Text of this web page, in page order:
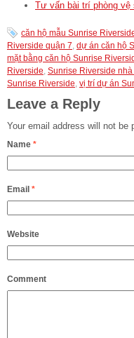
Tư vấn bài trí phòng vệ
căn hộ mẫu Sunrise
Riverside quận 7 dự án căn hộ
mặt bằng căn hộ Sunrise
Riverside Sunrise Riverside nhà
Sunrise Riverside vị trí dự án
Leave a Reply
Your email address will not be
Name *
Email *
Website
Comment